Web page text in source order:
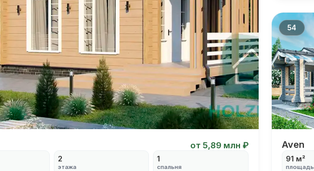
от 5,89 млн ₽
2
этажа
1
спальня
54
Aven
Aven
91 м²
площадь